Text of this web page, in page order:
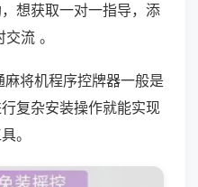
想获取一对一指导，添
流 。
将机程序控牌器一般是
复杂安装操作就能实现
。